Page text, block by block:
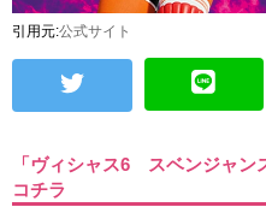
引用元:公式サイト
「ヴィシャス6 スベンジャン
コチラ